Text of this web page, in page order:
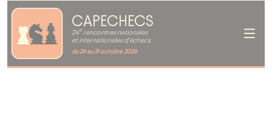
CAPECHECS
24e rencontres nationales
et internationales d'échecs
du 24 au 31 octobre 2026